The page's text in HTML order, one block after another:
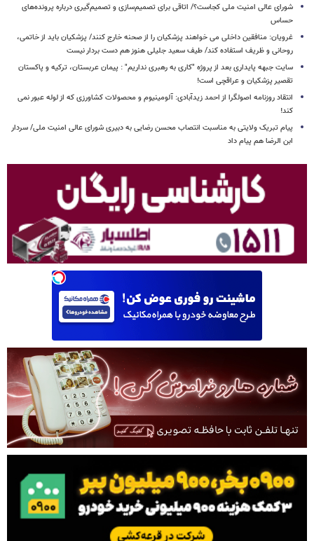
شورای عالی امنیت ملی کجاست؟/ اتاقی برای تصمیم‌سازی و تصمیم‌گیری درباره پرونده‌های
حساس
غرویان: منافقین داخلی می خواهند پزشکیان را از صحنه خارج کنند/ پزشکیان باید از خاتمی،
روحانی و ظریف استفاده کند/ طیف سعید جلیلی هنوز هم دست بردار نیست
سایت جبهه پایداری بعد از پروژه "کاری به رهبری نداریم" : پیمان عربستان، ترکیه و پاکستان
تقصیر پزشکیان و عراقچی است!
انتقاد روزنامه اصولگرا از احمد زیدآبادی: آلومینیوم و محصولات کشاورزی که از لوله عبور نمی
کند!
پیام تبریک ولایتی به مناسبت انتصاب محسن رضایی به دبیری شورای عالی امنیت ملی/ سردار
ابن الرضا هم پیام داد